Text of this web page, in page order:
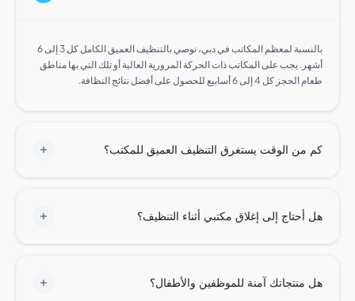
بالنسبة لمعظم المكاتب في دبي، نوصي بالتنظيف العميق الكامل كل 3 إلى 6
يجب على المكاتب ذات الحركة المرورية العالية أو تلك التي بها مناطق
4 إلى 6 أسابيع للحصول على أفضل نتائج النظافة.
الوقت يستغرق التنظيف العميق للمكتب؟
إلى إغلاق مكتبي أثناء التنظيف؟
آمنة للموظفين والأطفال؟